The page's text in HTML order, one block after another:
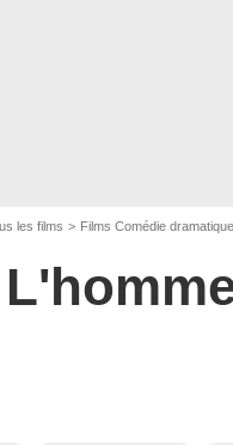
les films Films Comédie dramatique